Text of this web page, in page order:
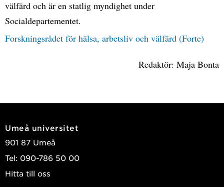
välfärd och är en statlig myndighet under
Socialdepartementet.
Forskningsrådet för hälsa, arbetsliv och välfärd (Forte)
Redaktör: Maja Bonta
Umeå universitet
901 87 Umeå
Tel: 090-786 50 00
Hitta till oss